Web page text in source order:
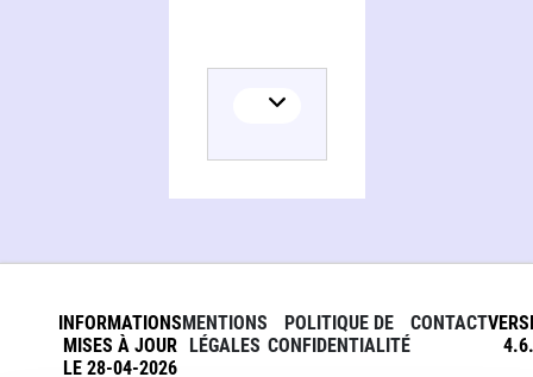
INFORMATIONS
MISES À JOUR
LE 28-04-2026
MENTIONS
LÉGALES
POLITIQUE DE
CONFIDENTIALITÉ
CONTACT